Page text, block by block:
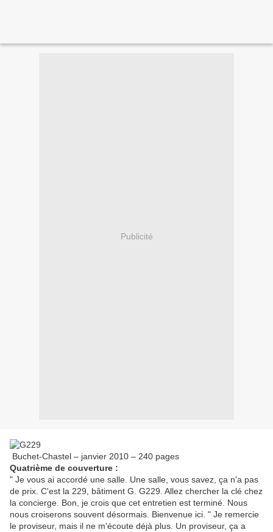
Publicité
Buchet-Chastel – janvier 2010 – 240 pages
Quatrième de couverture :
" Je vous ai accordé une salle. Une salle, vous savez, ça n'a pas
de prix. C'est la 229, bâtiment G. G229. Allez chercher la clé chez
la concierge. Bon, je crois que cet entretien est terminé. Nous
nous croiserons souvent désormais. Bienvenue ici. " Je remercie
le proviseur, mais il ne m'écoute déjà plus. Un proviseur, ça a